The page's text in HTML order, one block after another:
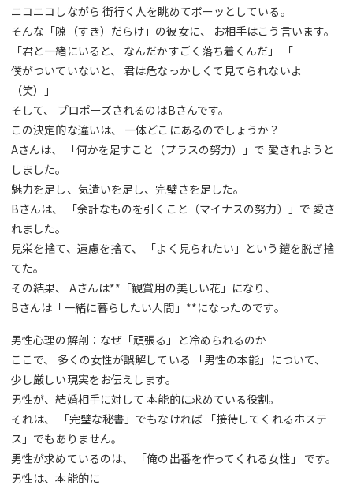
ニコニコしながら 街行く人を眺めてボーッとしている。
そんな「隙（すき）だらけ」の彼女に、 お相手はこう言います。
「君と一緒にいると、 なんだかすごく落ち着くんだ」 「
僕がついていないと、 君は危なっかしくて見てられないよ
（笑）」
そして、 プロポーズされるのはBさんです。
この決定的な違いは、 一体どこにあるのでしょうか？
Aさんは、 「何かを足すこと（プラスの努力）」で 愛されようと
しました。
魅力を足し、気遣いを足し、完璧さを足した。
Bさんは、 「余計なものを引くこと（マイナスの努力）」で 愛さ
れました。
見栄を捨て、遠慮を捨て、 「よく見られたい」という鎧を脱ぎ捨
てた。
その結果、 Aさんは**「観賞用の美しい花」になり、
Bさんは「一緒に暮らしたい人間」**になったのです。
男性心理の解剖：なぜ「頑張る」と冷められるのか
ここで、 多くの女性が誤解している 「男性の本能」について、
少し厳しい現実をお伝えします。
男性が、結婚相手に対して 本能的に求めている役割。
それは、 「完璧な秘書」でもなければ 「接待してくれるホステ
ス」でもありません。
男性が求めているのは、 「俺の出番を作ってくれる女性」 です。
男性は、本能的に